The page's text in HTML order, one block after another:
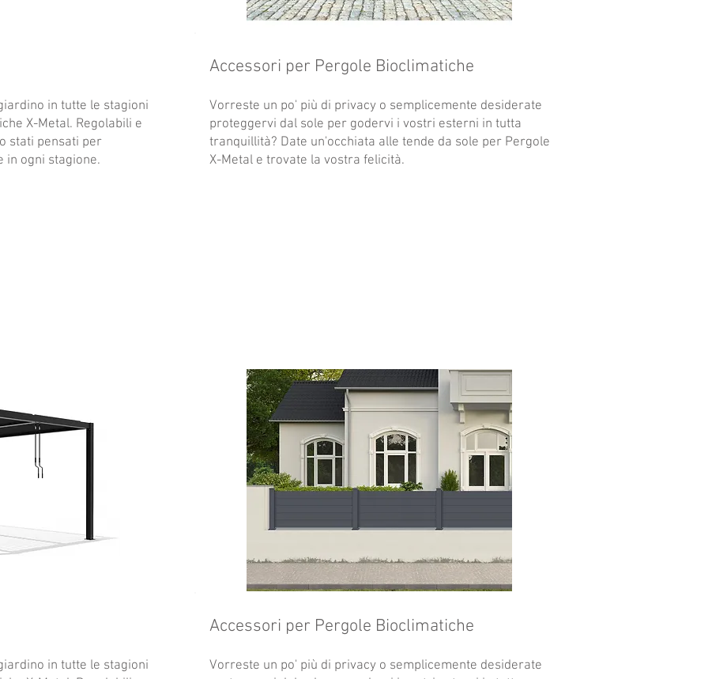
in tutte le stagioni
X-Metal. Regolabili e
stati pensati per
in ogni stagione.
Accessori per Pergole Bioclimatiche
Vorreste un po' più di privacy o semplicemente desiderate
proteggervi dal sole per godervi i vostri esterni in tutta
tranquillità? Date un'occhiata alle tende da sole per Pergole
X-Metal e trovate la vostra felicità.
in tutte le stagioni
Accessori per Pergole Bioclimatiche
Vorreste un po' più di privacy o semplicemente desiderate